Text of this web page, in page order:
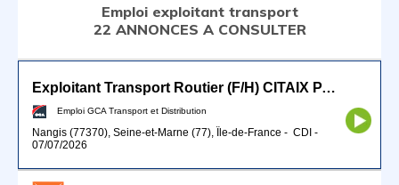
Emploi exploitant transport
22 ANNONCES A CONSULTER
Exploitant Transport Routier (F/H) CITAIX PARIS
Emploi GCA Transport et Distribution
Nangis (77370), Seine-et-Marne (77), Île-de-France - CDI -
07/07/2026